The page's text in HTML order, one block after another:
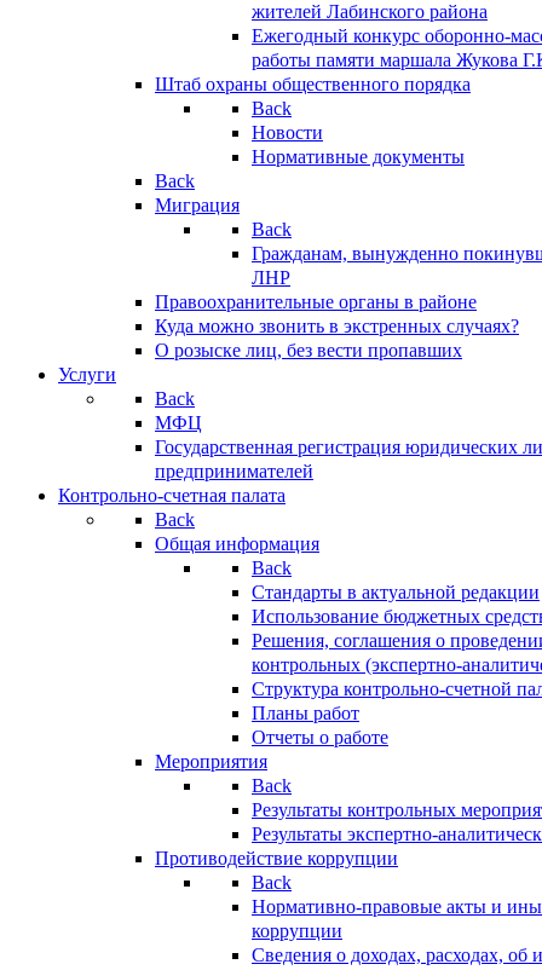
жителей Лабинского района
Ежегодный конкурс оборонно-
работы памяти маршала Жукова
Штаб охраны общественного порядка
Back
Новости
Нормативные документы
Back
Миграция
Back
Гражданам, вынужденно
ЛНР
Правоохранительные органы в районе
Куда можно звонить в экстренных случаях?
О розыске лиц, без вести пропавших
Услуги
Back
МФЦ
Государственная регистрация юридических
предпринимателей
Контрольно-счетная палата
Back
Общая информация
Back
Стандарты в актуальной редакции
Использование бюджетных
Решения, соглашения о
контрольных (экспертно-
Структура контрольно-счетной
Планы работ
Отчеты о работе
Мероприятия
Back
Результаты контрольных
Результаты экспертно-
Противодействие коррупции
Back
Нормативно-правовые акты и
коррупции
Сведения о доходах, расходах, об